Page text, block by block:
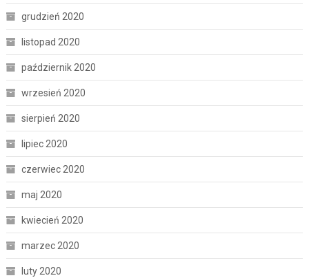
grudzień 2020
listopad 2020
październik 2020
wrzesień 2020
sierpień 2020
lipiec 2020
czerwiec 2020
maj 2020
kwiecień 2020
marzec 2020
luty 2020